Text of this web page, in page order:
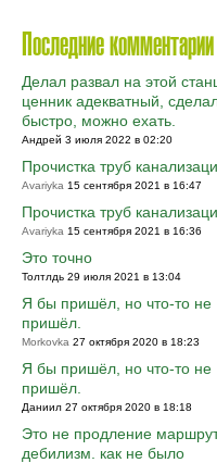
Последние комментарии
Делал развал на этой
ценник адекватный,
быстро, можно ехать.
Андрей 3 июля 2022 в 02:20
Прочистка труб
Avariyka 15 сентября 2021 в 16:47
Прочистка труб
Avariyka 15 сентября 2021 в 16:36
Это точно
Толтлдь 29 июля 2021 в 13:04
Я бы пришёл, но что-то не
пришёл.
Morkovka 27 октября 2020 в 18:23
Я бы пришёл, но что-то не
пришёл.
Даниил 27 октября 2020 в 18:18
Это не продление
дебилизм. как не было